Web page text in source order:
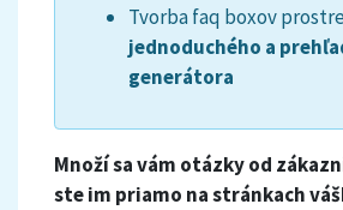
Tvorba faq boxov
jednoduchého a
generátora
Množí sa vám otázky od
ste im priamo na stránkach